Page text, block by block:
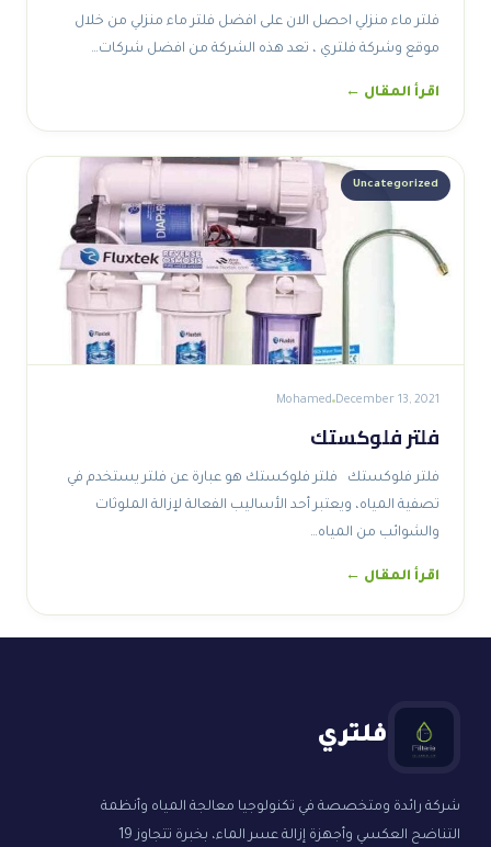
فلتر ماء منزلي احصل الان على افضل فلتر ماء منزلي من خلال
موقع وشركة فلتري ، تعد هذه الشركة من افضل شركات…
اقرأ المقال ←
Uncategorized
December 13, 2021
Mohamed
فلتر فلوكستك
فلتر فلوكستك فلتر فلوكستك هو عبارة عن فلتر يستخدم في
تصفية المياه، ويعتبر أحد الأساليب الفعالة لإزالة الملوثات
والشوائب من المياه…
اقرأ المقال ←
فلتري
شركة رائدة ومتخصصة في تكنولوجيا معالجة المياه وأنظمة
التناضح العكسي وأجهزة إزالة عسر الماء، بخبرة تتجاوز 19